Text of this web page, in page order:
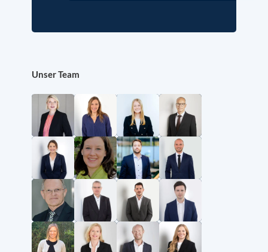
Unser Team